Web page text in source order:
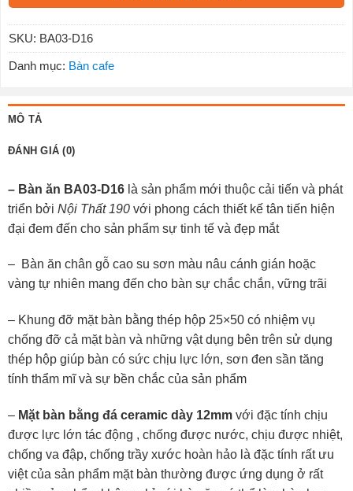
SKU: BA03-D16
Danh mục: Bàn cafe
MÔ TẢ
ĐÁNH GIÁ (0)
– Bàn ăn BA03-D16 là sản phẩm mới thuộc cải tiến và phát
triển bởi Nội Thất 190 với phong cách thiết kế tân tiến hiện
đại đem đến cho sản phẩm sự tinh tế và đẹp mắt
– Bàn ăn chân gỗ cao su sơn màu nâu cánh gián hoặc
vàng tự nhiên mang đến cho bàn sự chắc chắn, vững trãi
– Khung đỡ mặt bàn bằng thép hộp 25×50 có nhiệm vụ
chống đỡ cả mặt bàn và những vật dụng bên trên sử dụng
thép hộp giúp bàn có sức chịu lực lớn, sơn đen sần tăng
tính thẩm mĩ và sự bền chắc của sản phẩm
– Mặt bàn bằng đá ceramic dày 12mm với đặc tính chịu
được lực lớn tác động , chống được nước, chịu được nhiệt,
chống va đập, chống trầy xước hoàn hảo là đặc tính rất ưu
việt của sản phẩm mặt bàn thường được ứng dụng ở rất